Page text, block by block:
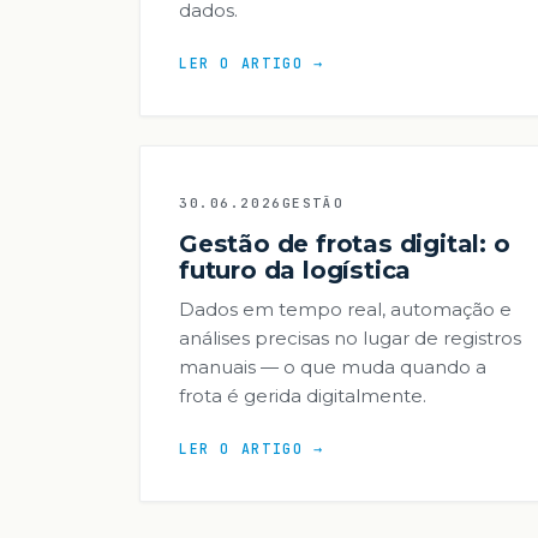
dados.
LER O ARTIGO →
30.06.2026 GESTÃO
Gestão de frotas digital: o
futuro da logística
Dados em tempo real, automação e
análises precisas no lugar de registros
manuais — o que muda quando a
frota é gerida digitalmente.
LER O ARTIGO →